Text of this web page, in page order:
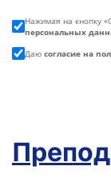
Нажимая на кнопку «
персональных
Даю согласие на